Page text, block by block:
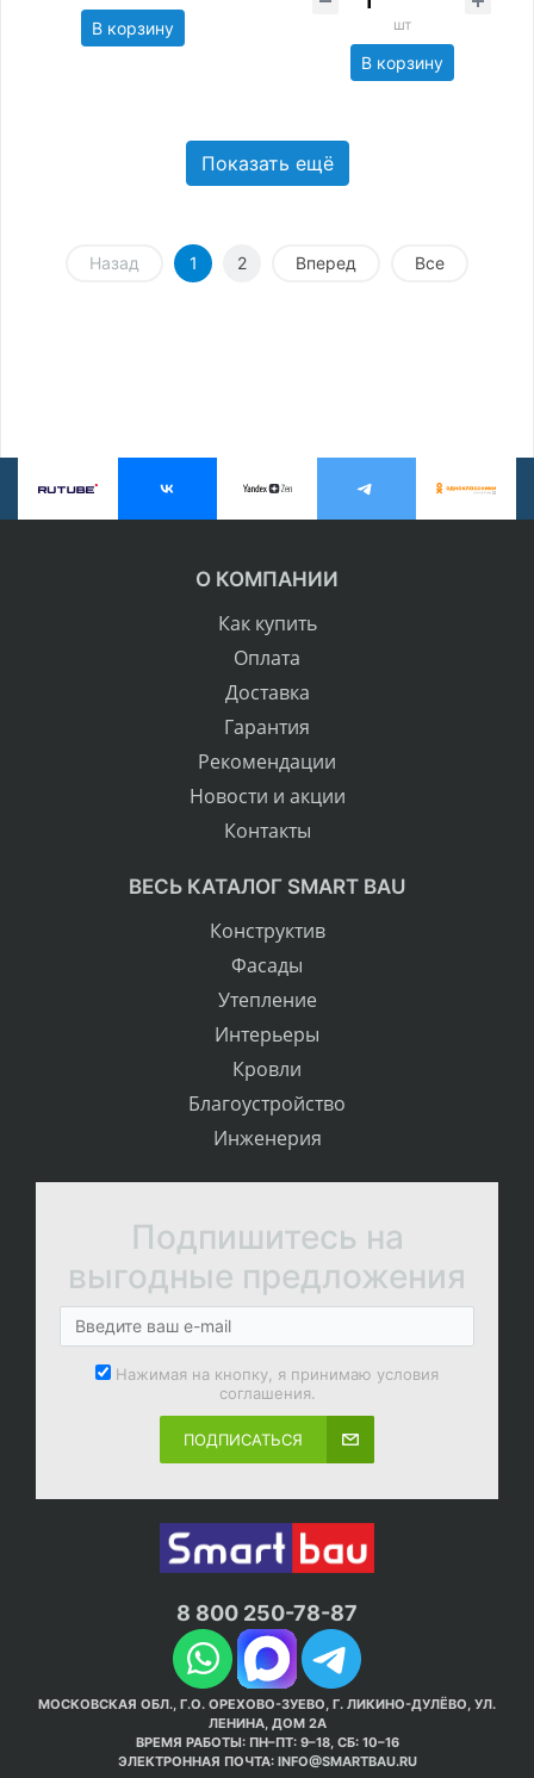
В корзину шт
В корзину
Показать ещё
Назад 1 2 Вперед Все
О КОМПАНИИ
Как купить
Оплата
Доставка
Гарантия
Рекомендации
Новости и акции
Контакты
ВЕСЬ КАТАЛОГ SMART BAU
Конструктив
Фасады
Утепление
Интерьеры
Кровли
Благоустройство
Инженерия
Подпишитесь на
выгодные предложения
Нажимая на кнопку, я принимаю условия
соглашения.
ПОДПИСАТЬСЯ
8 800 250-78-87
МОСКОВСКАЯ ОБЛ., Г.О. ОРЕХОВО-ЗУЕВО, Г. ЛИКИНО-ДУЛЁВО, УЛ.
ЛЕНИНА, ДОМ 2А
ВРЕМЯ РАБОТЫ: ПН–ПТ: 9–18, СБ: 10–16
ЭЛЕКТРОННАЯ ПОЧТА: INFO@SMARTBAU.RU